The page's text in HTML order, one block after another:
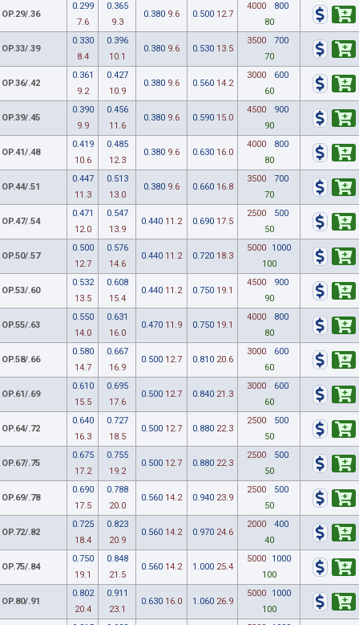
OP.29/.36
0.299
7.6
0.365
9.3
0.380 9.6 0.500 12.7
4000
800
80
OP.33/.39
0.330
8.4
0.396
10.1
0.380 9.6 0.530 13.5
3500
700
70
OP.36/.42
0.361
9.2
0.427
10.9
0.380 9.6 0.560 14.2
3000
600
60
OP.39/.45
0.390
9.9
0.456
11.6
0.380 9.6 0.590 15.0
4500
900
90
OP.41/.48
0.419
10.6
0.485
12.3
0.380 9.6 0.630 16.0
4000
800
80
OP.44/.51
0.447
11.3
0.513
13.0
0.380 9.6 0.660 16.8
3500
700
70
OP.47/.54
0.471
12.0
0.547
13.9
0.440 11.2 0.690 17.5
2500
500
50
OP.50/.57
0.500
12.7
0.576
14.6
0.440 11.2 0.720 18.3
5000
1000
100
OP.53/.60
0.532
13.5
0.608
15.4
0.440 11.2 0.750 19.1
4500
900
90
OP.55/.63
0.550
14.0
0.631
16.0
0.470 11.9 0.750 19.1
4000
800
80
OP.58/.66
0.580
14.7
0.667
16.9
0.500 12.7 0.810 20.6
3000
600
60
OP.61/.69
0.610
15.5
0.695
17.6
0.500 12.7 0.840 21.3
3000
600
60
OP.64/.72
0.640
16.3
0.727
18.5
0.500 12.7 0.880 22.3
2500
500
50
OP.67/.75
0.675
17.2
0.755
19.2
0.500 12.7 0.880 22.3
2500
500
50
OP.69/.78
0.690
17.5
0.788
20.0
0.560 14.2 0.940 23.9
2500
500
50
OP.72/.82
0.725
18.4
0.823
20.9
0.560 14.2 0.970 24.6
2000
400
40
OP.75/.84
0.750
19.1
0.848
21.5
0.560 14.2 1.000 25.4
5000
1000
100
OP.80/.91
0.802
20.4
0.911
23.1
0.630 16.0 1.060 26.9
5000
1000
100